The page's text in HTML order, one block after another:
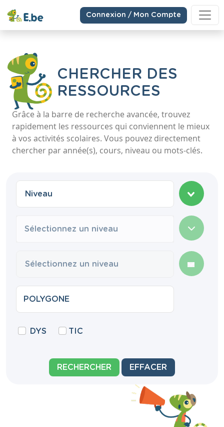
Connexion / Mon Compte
CHERCHER DES
RESSOURCES
Grâce à la barre de recherche avancée, trouvez
rapidement les ressources qui conviennent le mieux
à vos activités scolaires. Vous pouvez directement
chercher par année(s), cours, niveau ou mots-clés.
Sélectionnez un niveau
DYS TIC
RECHERCHER EFFACER